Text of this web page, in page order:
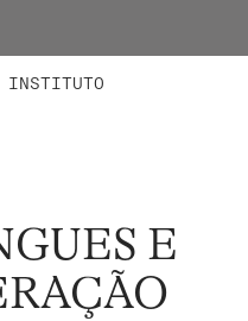
INSTITUTO
E